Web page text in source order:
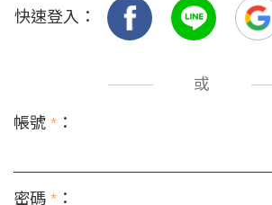
快速登入：
或
帳號 * ：
密碼 * ：